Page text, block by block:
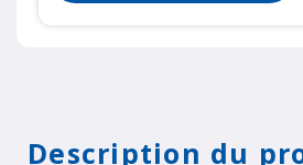
Description du